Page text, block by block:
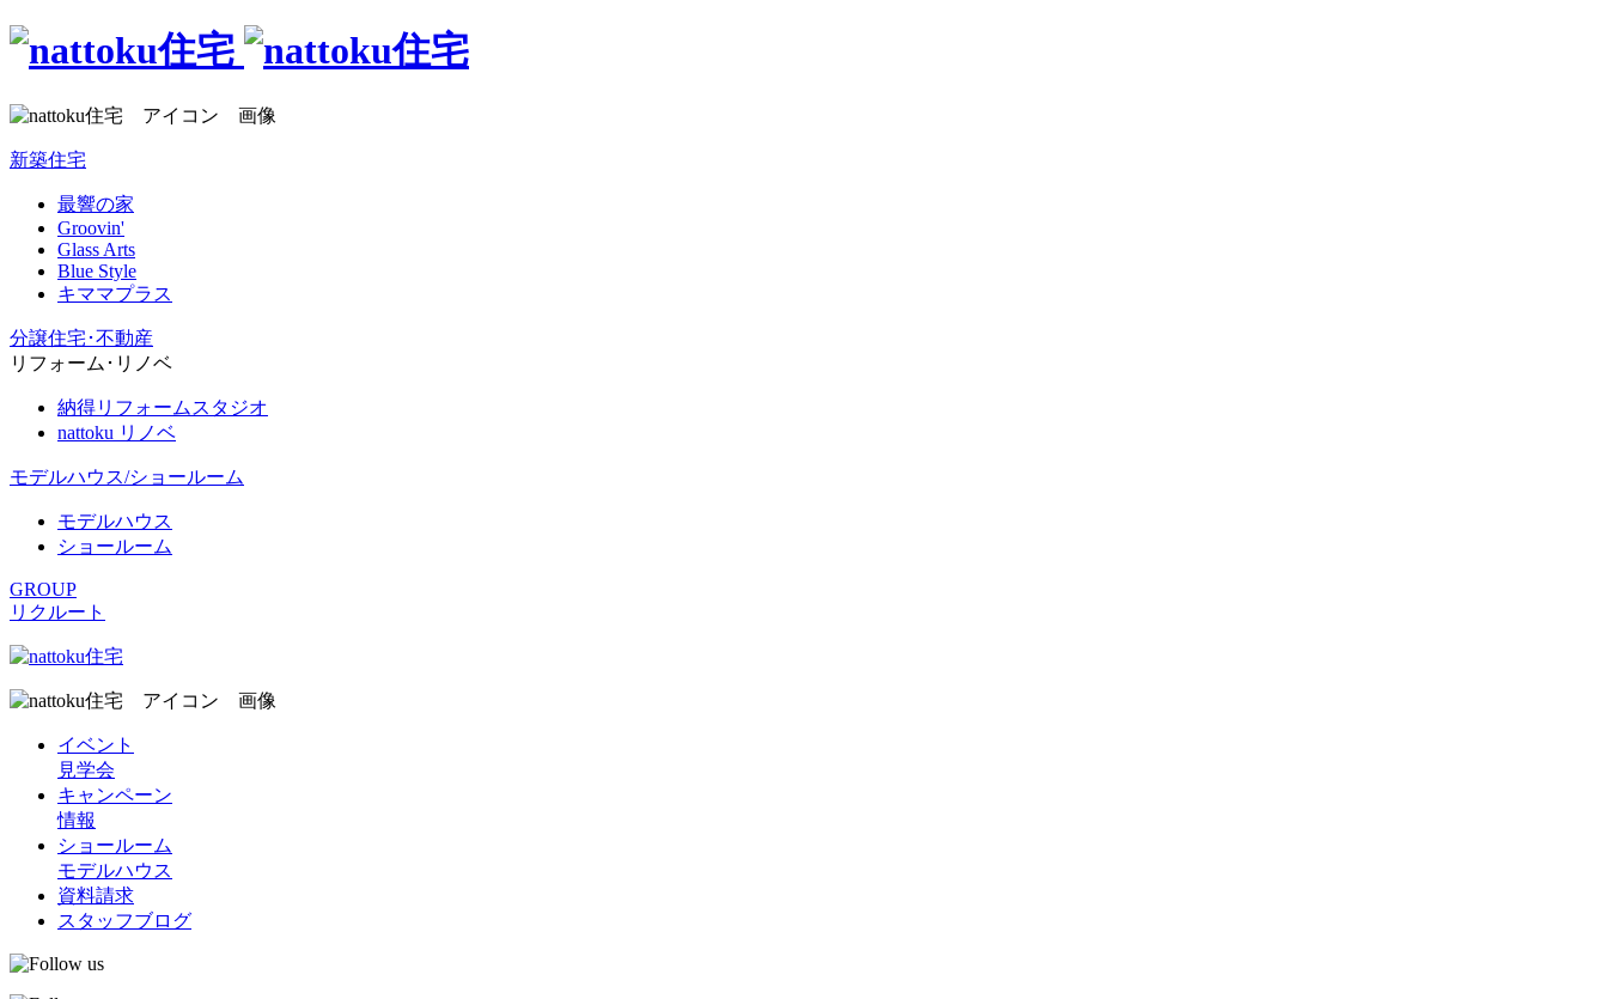
新築住宅
最響の家
Groovin'
Glass Arts
Blue Style
キママプラス
分譲住宅･不動産
リフォーム･リノベ
納得リフォームスタジオ
nattoku リノベ
モデルハウス/ショールーム
モデルハウス
ショールーム
GROUP
リクルート
イベント
見学会
キャンペーン
情報
ショールーム
モデルハウス
資料請求
スタッフブログ